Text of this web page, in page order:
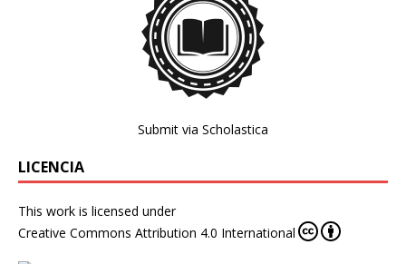
Submit via Scholastica
LICENCIA
This work is licensed under
Creative Commons Attribution 4.0 International